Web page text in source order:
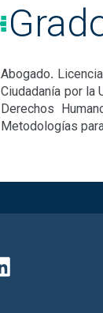
Abogado.
Ciudadanía por la
Derechos
Metodologías